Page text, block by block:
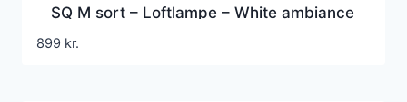
SQ M sort – Loftlampe – White ambiance
899 kr.